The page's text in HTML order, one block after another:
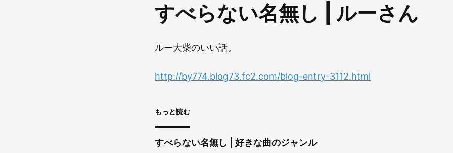
すべらない名無し | ルーさん
ルー大柴のいい話。
http://by774.blog73.fc2.com/blog-entry-3112.html
もっと読む
すべらない名無し | 好きな曲のジャンル